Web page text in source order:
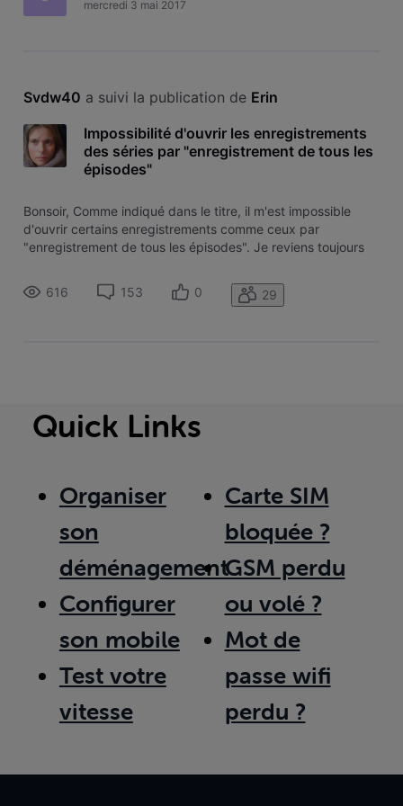
mercredi 3 mai 2017
Svdw40 a suivi la publication de Erin
Impossibilité d'ouvrir les enregistrements
des séries par "enregistrement de tous les
épisodes"
Bonsoir, Comme indiqué dans le titre, il m'est impossible
d'ouvrir certains enregistrements comme ceux par
"enregistrement de tous les épisodes". Je reviens toujours
le problème persiste. Aussi, je ne sais même pas les effacés.
J'ai tenté
616 153 0 29
Quick Links
Organiser
son
déménagement
Configurer
son mobile
Test votre
vitesse
Carte SIM
bloquée ?
GSM perdu
ou volé ?
Mot de
passe wifi
perdu ?